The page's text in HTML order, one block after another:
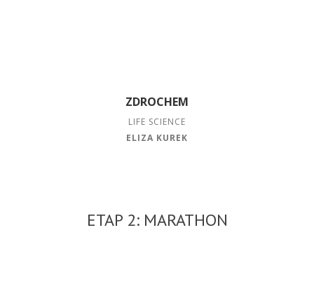
ZDROCHEM
LIFE SCIENCE
ELIZA KUREK
ETAP 2: MARATHON